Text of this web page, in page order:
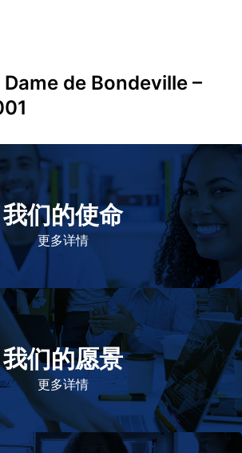
de Bondeville –
我们的使命
更多详情
于提高患者的生命健康和质量
我们的愿景
更多详情
的企业公民，在全球提供优质和患者可
的药物，传递我们的价值。